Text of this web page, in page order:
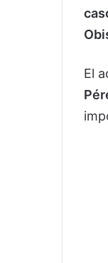
El